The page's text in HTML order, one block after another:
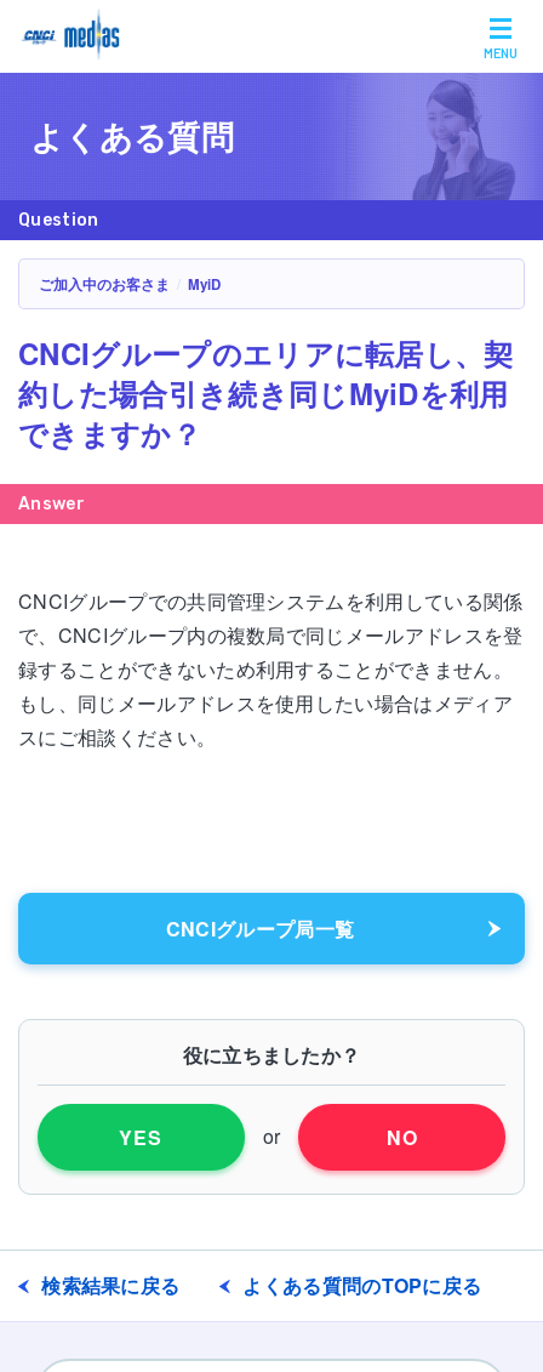
MENU
よくある質問
ご加入中のお客さま MyiD
CNCIグループのエリアに転居し、契
約した場合引き続き同じMyiDを利用
できますか？
CNCIグループでの共同管理システムを利用している関係
で、CNCIグループ内の複数局で同じメールアドレスを登
録することができないため利用することができません。
もし、同じメールアドレスを使用したい場合はメディア
スにご相談ください。
CNCIグループ局一覧
役に立ちましたか？
YES or NO
検索結果に戻る よくある質問のTOPに戻る